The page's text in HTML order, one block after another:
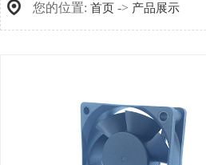
您的位置: 首页 -> 产品展示